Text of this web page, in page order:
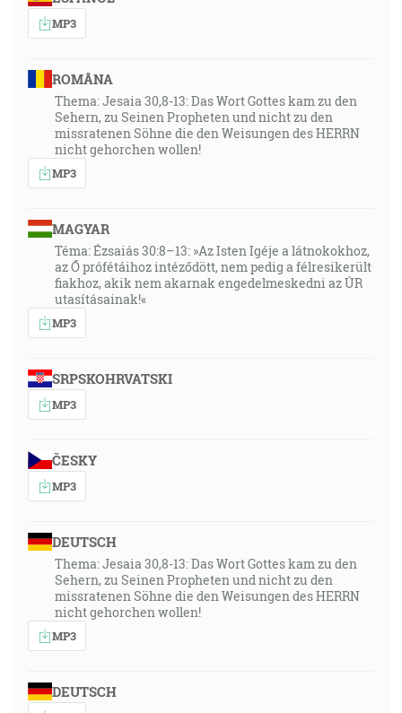
MP3
ROMÂNA
Thema: Jesaia 30,8-13: Das Wort Gottes kam zu den
Sehern, zu Seinen Propheten und nicht zu den
missratenen Söhne die den Weisungen des HERRN
nicht gehorchen wollen!
MP3
MAGYAR
Téma: Ézsaiás 30:8–13: »Az Isten Igéje a látnokokhoz,
az Ő prófétáihoz intéződött, nem pedig a félresikerült
fiakhoz, akik nem akarnak engedelmeskedni az ÚR
utasításainak!«
MP3
SRPSKOHRVATSKI
MP3
ČESKY
MP3
DEUTSCH
Thema: Jesaia 30,8-13: Das Wort Gottes kam zu den
Sehern, zu Seinen Propheten und nicht zu den
missratenen Söhne die den Weisungen des HERRN
nicht gehorchen wollen!
MP3
DEUTSCH